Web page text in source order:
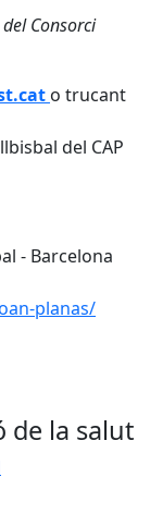
Consorci
o trucant
del CAP
- Barcelona
planas/
de la salut